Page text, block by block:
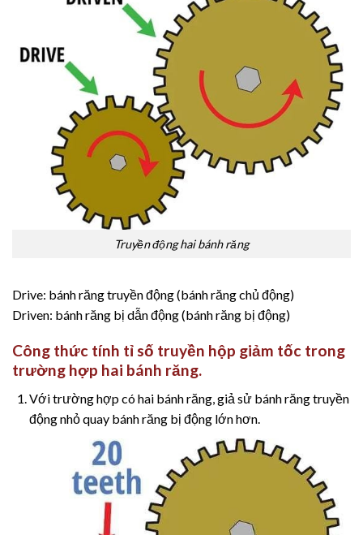
Truyền động hai bánh răng
Drive: bánh răng truyền động (bánh răng chủ động)
Driven: bánh răng bị dẫn động (bánh răng bị động)
Công thức tính tỉ số truyền hộp giảm tốc trong
trường hợp hai bánh răng.
Với trường hợp có hai bánh răng, giả sử bánh răng truyền
động nhỏ quay bánh răng bị động lớn hơn.